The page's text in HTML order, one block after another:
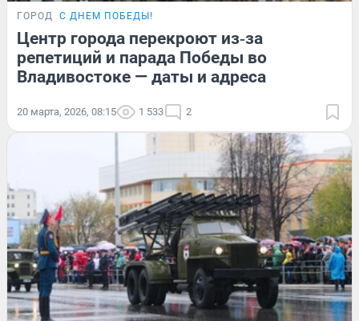
ГОРОД С ДНЕМ ПОБЕДЫ!
Центр города перекроют из‑за
репетиций и парада Победы во
Владивостоке — даты и адреса
20 марта, 2026, 08:15 1 533 2